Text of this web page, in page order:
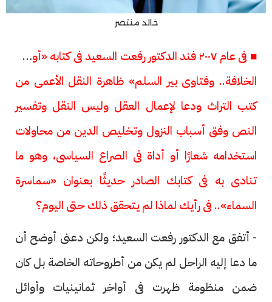
خالد منتصر
■ فى عام ٢٠٠٧ فند الدكتور رفعت السعيد فى كتابه «أوهام
الخلافة.. وفتاوى بير السلم» ظاهرة النقل الأعمى من
كتب التراث ودعا لإعمال العقل وليس النقل وتفسير
النص وفق أسباب النزول وتخليص الدين من محاولات
استخدامه شعارًا أو أداة فى الصراع السياسى، وهو ما
تنادى به فى كتابك الصادر حديثًا بعنوان «سماسرة
السماء».. فى رأيك لماذا لم يتحقق ذلك حتى اليوم؟
- أتفق مع الدكتور رفعت السعيد؛ ولكن دعنى أوضح أن
ما دعا إليه الراحل لم يكن من أطروحاته الخاصة بل كان
ضمن منظومة ظهرت فى أواخر ثمانينيات وأوائل